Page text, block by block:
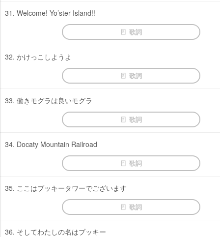
31. Welcome! Yo’ster Island!!
歌詞
32. かけっこしようよ
歌詞
33. 働きモグラは良いモグラ
歌詞
34. Docaty Mountain Railroad
歌詞
35. ここはブッキータワーでございます
歌詞
36. そしてわたしの名はブッキー